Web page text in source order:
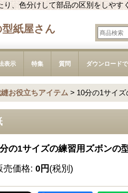
、色分けして部品の区別をしや
紙屋さん
表示 特集 質問 ダウンロード
お役立ちアイテム > 10分の1サイ
の1サイズの練習用ズボンの
売価格: 0円(税別)